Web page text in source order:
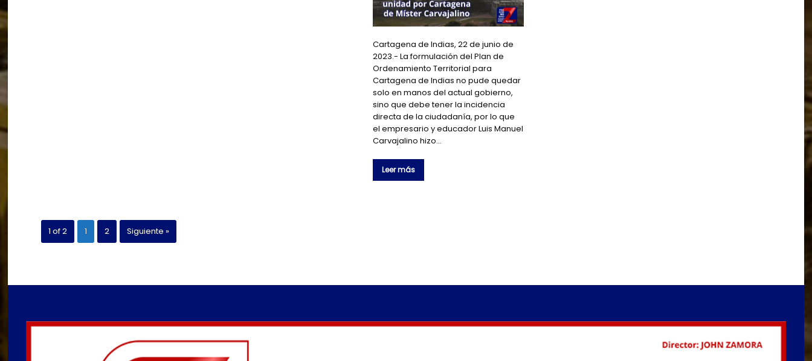
Cartagena de Indias, 22 de junio de
2023.- La formulación del Plan de
Ordenamiento Territorial para
Cartagena de Indias no pude quedar
solo en manos del actual gobierno,
sino que debe tener la incidencia
directa de la ciudadanía, por lo que
el empresario y educador Luis Manuel
Carvajalino hizo…
Leer más
1 of 2 1 2 Siguiente »